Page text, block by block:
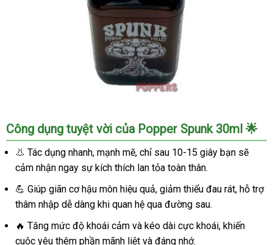
Popper
Spunk
30ml
USA
chính
hãng
tăng
cảm
nhanh
Công dụng tuyệt vời của Popper Spunk 30ml 🌟
👃 Tác dụng nhanh, mạnh mẽ, chỉ sau 10-15 giây bạn sẽ
cảm nhận ngay sự kích thích lan tỏa toàn thân.
💪 Giúp giãn cơ hậu môn hiệu quả, giảm thiểu đau rát, hỗ trợ
thâm nhập dễ dàng khi quan hệ qua đường sau.
🔥 Tăng mức độ khoái cảm và kéo dài cực khoái, khiến
cuộc yêu thêm phần mãnh liệt và đáng nhớ.